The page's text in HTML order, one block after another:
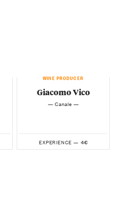
WINE PRODUCER
Giacomo Vico
— Canale —
EXPERIENCE — 4€